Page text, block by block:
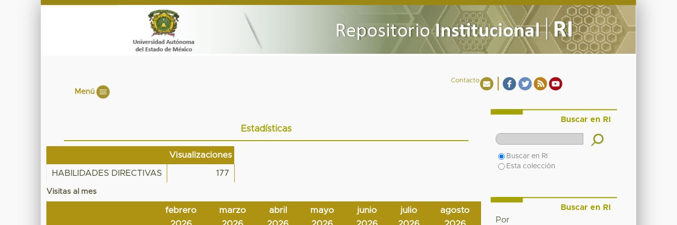
Contacto
Menú
Estadísticas
Visualizaciones
HABILIDADES DIRECTIVAS 177
Visitas al mes
febrero
marzo
abril
mayo
junio
julio
agosto
Buscar en RI
Buscar en RI
Esta colección
Buscar en RI
Por